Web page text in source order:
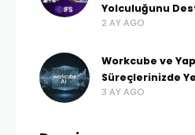
Yolculuğunu
2 AY AGO
Workcube ve
Süreçlerinizde
3 AY AGO